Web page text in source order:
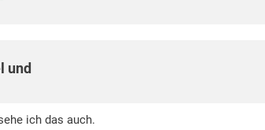
und
ich das auch.